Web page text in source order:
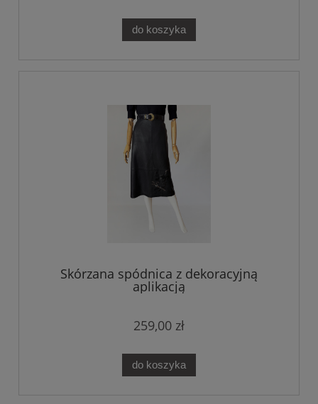
do koszyka
Skórzana spódnica z dekoracyjną
aplikacją
259,00 zł
do koszyka